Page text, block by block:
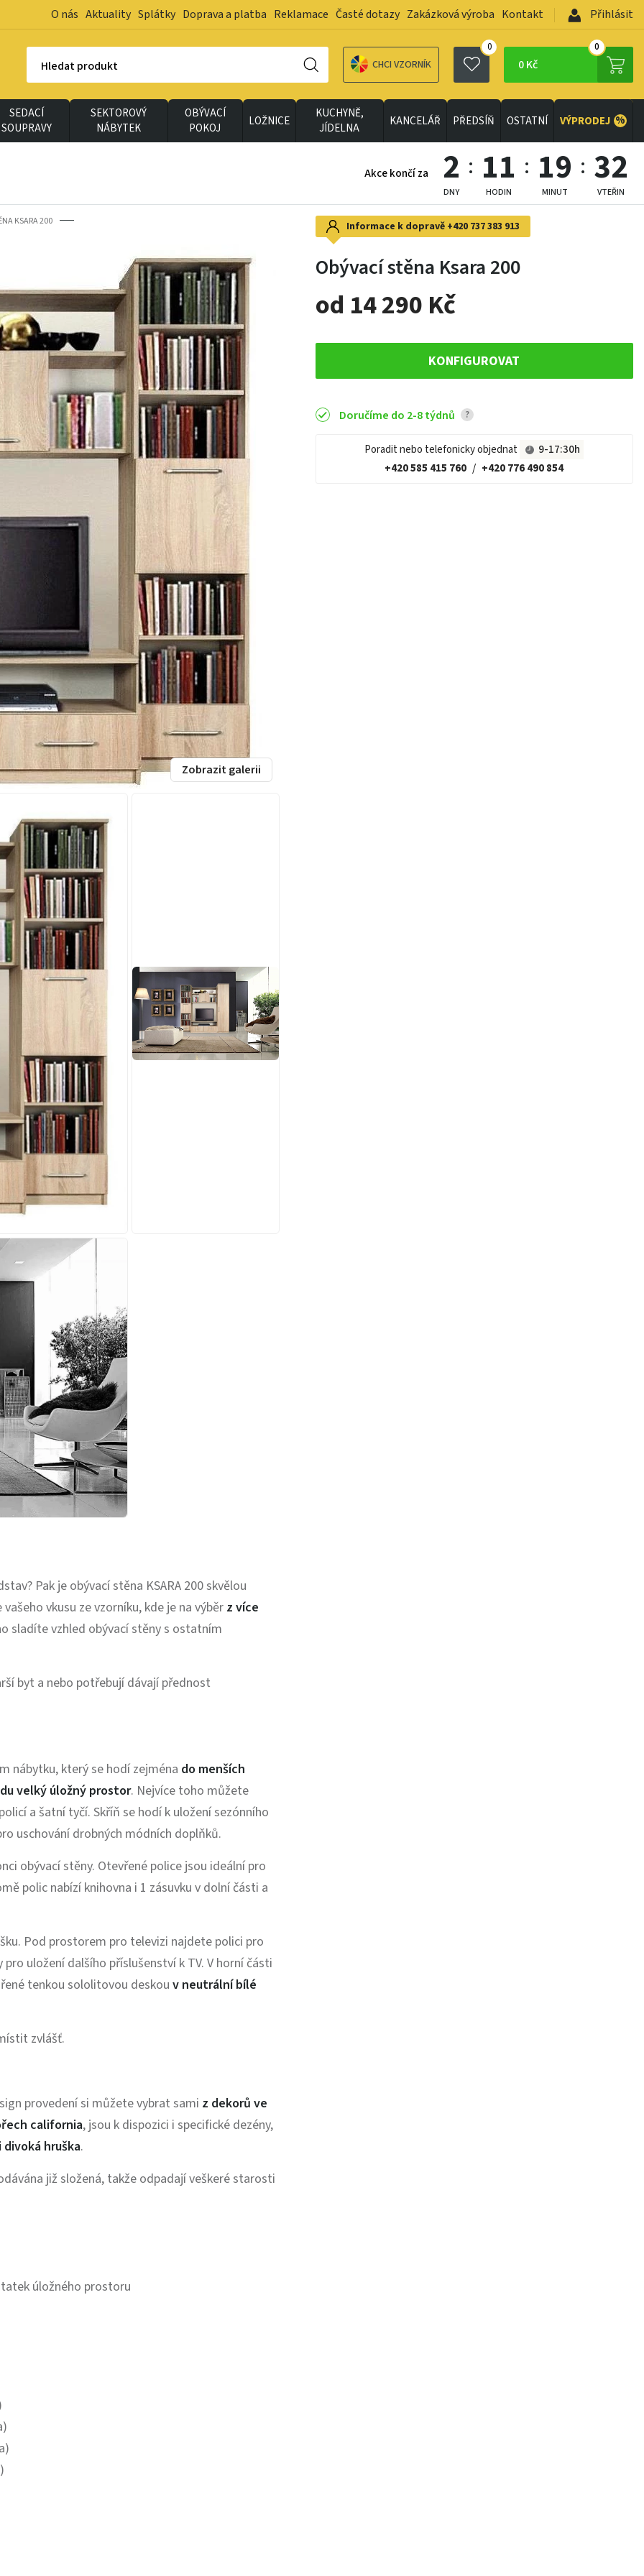
O nás Aktuality Splátky Doprava a platba Reklamace Časté dotazy Zakázková výroba Kontakt Přihlásit
Hledat produkt CHCI VZORNÍK
0
0 Kč
0
SEDACÍ
SOUPRAVY
SEKTOROVÝ
NÁBYTEK
OBÝVACÍ
POKOJ
LOŽNICE
KUCHYNĚ,
JÍDELNA
KANCELÁŘ PŘEDSÍŇ OSTATNÍ VÝPRODEJ %
Akce končí za 2
DNY
11
HODIN
19
MINUT
30
VTEŘIN
KSARA 200 Informace k dopravě +420 737 383 913
Obývací stěna Ksara 200
od 14 290 Kč
KONFIGUROVAT
Doručíme do 2-8 týdnů ?
Poradit nebo telefonicky objednat
9-17:30h
+420 585 415 760 / +420 776 490 854
Zobrazit galerii
Pak je obývací stěna KSARA 200 skvělou
vkusu ze vzorníku, kde je na výběr z více
sladíte vzhled obývací stěny s ostatním
byt a nebo potřebují dávají přednost
nábytku, který se hodí zejména do menších
velký úložný prostor. Nejvíce toho můžete
a šatní tyčí. Skříň se hodí k uložení sezónního
uschování drobných módních doplňků.
obývací stěny. Otevřené police jsou ideální pro
polic nabízí knihovna i 1 zásuvku v dolní části a
Pod prostorem pro televizi najdete polici pro
uložení dalšího příslušenství k TV. V horní části
tenkou sololitovou deskou v neutrální bílé
zvlášť.
provedení si můžete vybrat sami z dekorů ve
california, jsou k dispozici i specifické dezény,
hruška.
již složená, takže odpadají veškeré starosti
úložného prostoru